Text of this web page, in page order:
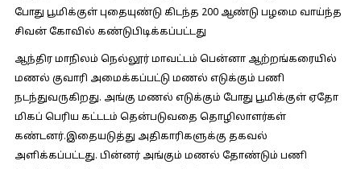
போது பூமிக்குள் புதையுண்டு கிடந்த 200 ஆண்டு பழமை வாய்ந்த
சிவன் கோவில் கண்டுபிடிக்கப்பட்டது
ஆந்திர மாநிலம் நெல்லூர் மாவட்டம் பென்னா ஆற்றங்கரையில்
மணல் குவாரி அமைக்கப்பட்டு மணல் எடுக்கும் பணி
நடந்துவருகிறது. அங்கு மணல் எடுக்கும் போது பூமிக்குள் ஏதோ
மிகப் பெரிய கட்டடம் தென்படுவதை தொழிலாளர்கள்
கண்டனர்.இதையடுத்து அதிகாரிகளுக்கு தகவல்
அளிக்கப்பட்டது. பின்னர் அங்கும் மணல் தோண்டும் பணி